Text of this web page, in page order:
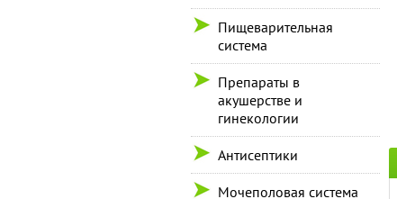
Пищеварительная
система
Препараты в
акушерстве и
гинекологии
Антисептики
Мочеполовая система